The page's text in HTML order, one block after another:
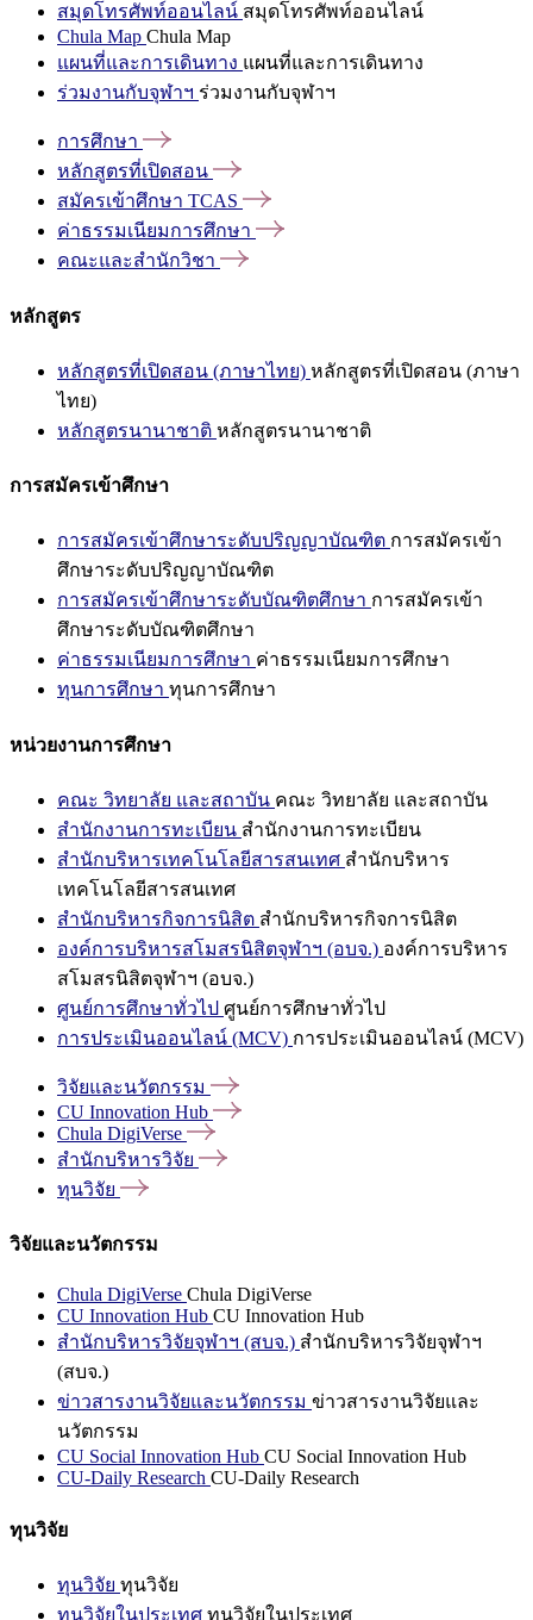
สมุดโทรศัพท์ออนไลน์ สมุดโทรศัพท์ออนไลน์
Chula Map Chula Map
แผนที่และการเดินทาง แผนที่และการเดินทาง
ร่วมงานกับจุฬาฯ ร่วมงานกับจุฬาฯ
การศึกษา
หลักสูตรที่เปิดสอน
สมัครเข้าศึกษา TCAS
ค่าธรรมเนียมการศึกษา
คณะและสำนักวิชา
หลักสูตร
หลักสูตรที่เปิดสอน (ภาษาไทย) หลักสูตรที่เปิดสอน (ภาษา
ไทย)
หลักสูตรนานาชาติ หลักสูตรนานาชาติ
การสมัครเข้าศึกษา
การสมัครเข้าศึกษาระดับปริญญาบัณฑิต การสมัครเข้า
ศึกษาระดับปริญญาบัณฑิต
การสมัครเข้าศึกษาระดับบัณฑิตศึกษา การสมัครเข้า
ศึกษาระดับบัณฑิตศึกษา
ค่าธรรมเนียมการศึกษา ค่าธรรมเนียมการศึกษา
ทุนการศึกษา ทุนการศึกษา
หน่วยงานการศึกษา
คณะ วิทยาลัย และสถาบัน คณะ วิทยาลัย และสถาบัน
สำนักงานการทะเบียน สำนักงานการทะเบียน
สำนักบริหารเทคโนโลยีสารสนเทศ สำนักบริหาร
เทคโนโลยีสารสนเทศ
สำนักบริหารกิจการนิสิต สำนักบริหารกิจการนิสิต
องค์การบริหารสโมสรนิสิตจุฬาฯ (อบจ.) องค์การบริหาร
สโมสรนิสิตจุฬาฯ (อบจ.)
ศูนย์การศึกษาทั่วไป ศูนย์การศึกษาทั่วไป
การประเมินออนไลน์ (MCV) การประเมินออนไลน์ (MCV)
วิจัยและนวัตกรรม
CU Innovation Hub
Chula DigiVerse
สำนักบริหารวิจัย
ทุนวิจัย
วิจัยและนวัตกรรม
Chula DigiVerse Chula DigiVerse
CU Innovation Hub CU Innovation Hub
สำนักบริหารวิจัยจุฬาฯ (สบจ.) สำนักบริหารวิจัยจุฬาฯ
(สบจ.)
ข่าวสารงานวิจัยและนวัตกรรม ข่าวสารงานวิจัยและ
นวัตกรรม
CU Social Innovation Hub CU Social Innovation Hub
CU-Daily Research CU-Daily Research
ทุนวิจัย
ทุนวิจัย ทุนวิจัย
ทุนวิจัยในประเทศ ทุนวิจัยในประเทศ